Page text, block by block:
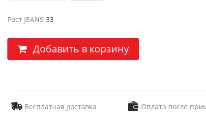
Рост JEANS 33
Добавить в корзину
Бесплатная доставка Оплата после